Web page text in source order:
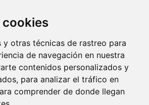
y otras técnicas de rastreo para
de navegación en nuestra
contenidos personalizados y
para analizar el tráfico en
comprender de donde llegan
ÚLTIMAS NOVEDADES
Acepto la política de privacidad